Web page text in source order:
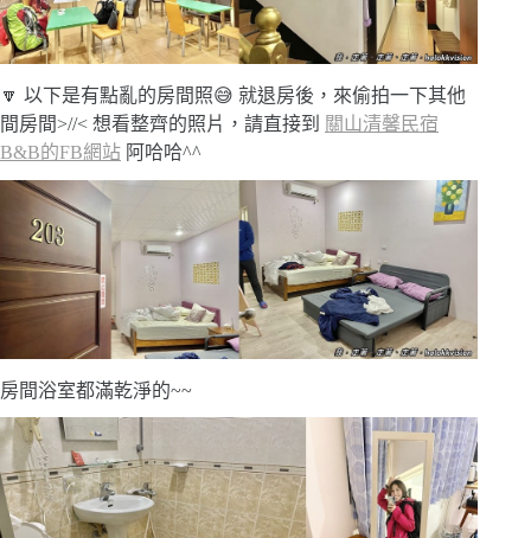
🔽 以下是有點亂的房間照😅 就退房後，來偷拍一下其他
間房間>//< 想看整齊的照片，請直接到 關山清馨民宿
B&B的FB網站 阿哈哈^^
房間浴室都滿乾淨的~~